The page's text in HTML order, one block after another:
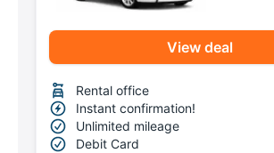
View deal
Rental office
Instant confirmation!
Unlimited mileage
Debit Card